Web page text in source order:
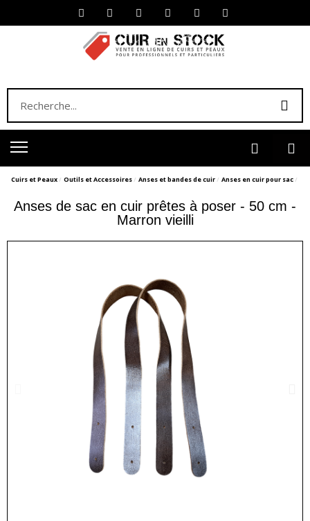
Cuirs et Peaux Outils et Accessoires Anses et bandes de cuir Anses en cuir pour sac
Anses de sac en cuir prêtes à poser - 50 cm -
Marron vieilli